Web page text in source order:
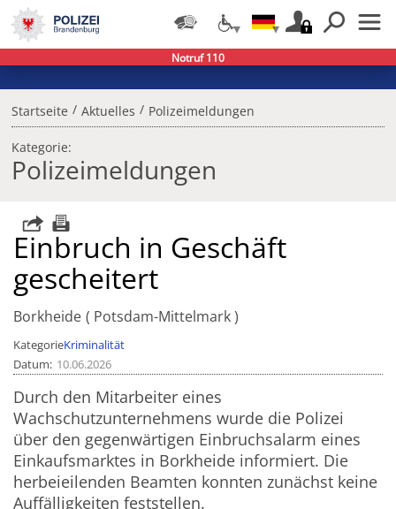
Startseite / Aktuelles / Polizeimeldungen
Kategorie:
Polizeimeldungen
Einbruch in Geschäft
gescheitert
Borkheide Potsdam-Mittelmark
KategorieKriminalität
Datum 10.06.2026
Durch den Mitarbeiter eines
Wachschutzunternehmens wurde die Polizei
über den gegenwärtigen Einbruchsalarm eines
Einkaufsmarktes in Borkheide informiert. Die
herbeieilenden Beamten konnten zunächst keine
Auffälligkeiten feststellen.
Notruf 110